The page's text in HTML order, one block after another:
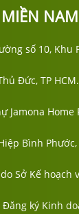
NAM
số 10, Khu
Đức, TP HCM.
Jamona
Bình
Sở Kế
ký Kinh